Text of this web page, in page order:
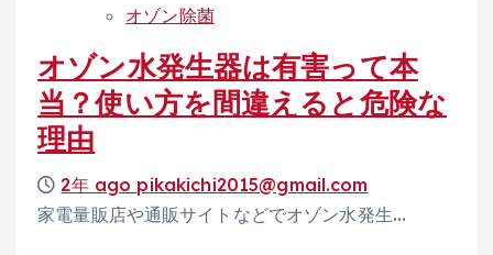
オゾン除菌
オゾン水発生器は有害って本
当？使い方を間違えると危険な
理由
2年 ago pikakichi2015@gmail.com
家電量販店や通販サイトなどでオゾン水発生…